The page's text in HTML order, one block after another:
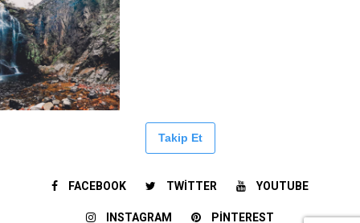
Takip Et
FACEBOOK TWITTER YOUTUBE
INSTAGRAM PINTEREST